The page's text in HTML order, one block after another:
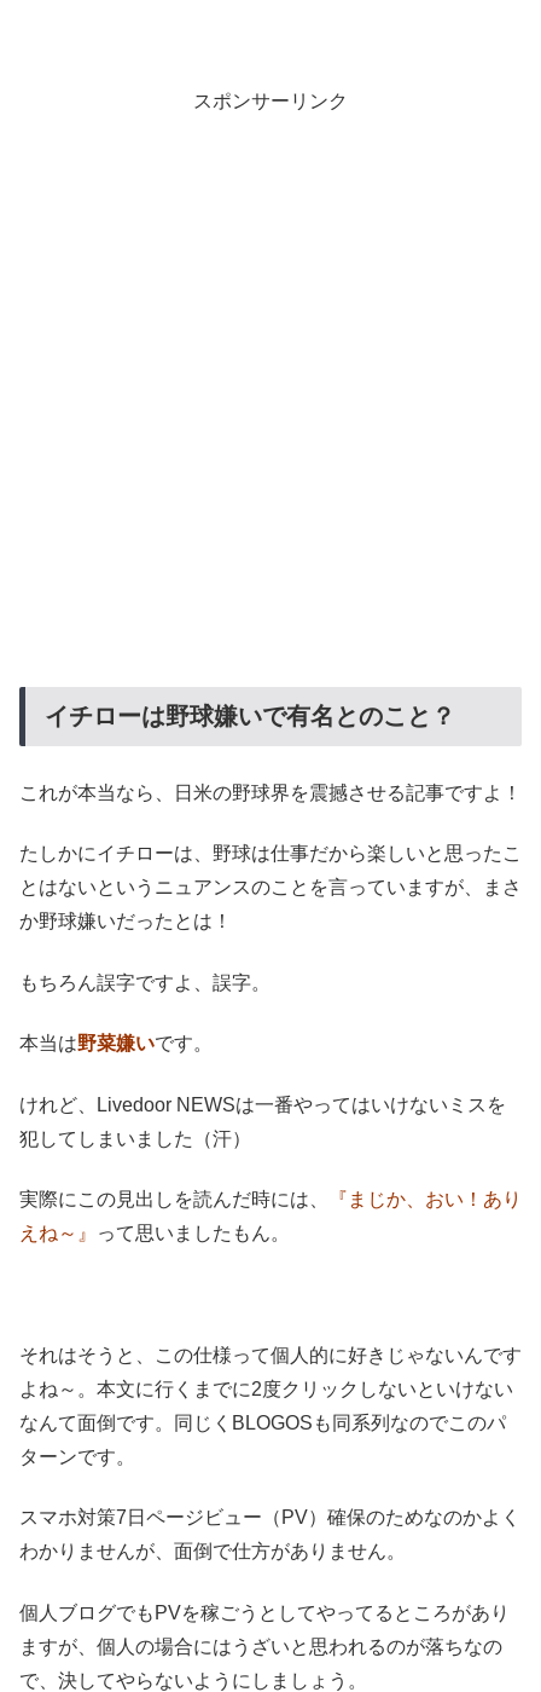
スポンサーリンク
イチローは野球嫌いで有名とのこと？
これが本当なら、日米の野球界を震撼させる記事ですよ！
たしかにイチローは、野球は仕事だから楽しいと思ったこ
とはないというニュアンスのことを言っていますが、まさ
か野球嫌いだったとは！
もちろん誤字ですよ、誤字。
本当は野菜嫌いです。
けれど、Livedoor NEWSは一番やってはいけないミスを
犯してしまいました（汗）
実際にこの見出しを読んだ時には、
『まじか、おい！あり
えね～』
って思いましたもん。
それはそうと、この仕様って個人的に好きじゃないんです
よね～。本文に行くまでに2度クリックしないといけない
なんて面倒です。同じくBLOGOSも同系列なのでこのパ
ターンです。
スマホ対策7日ページビュー（PV）確保のためなのかよく
わかりませんが、面倒で仕方がありません。
個人ブログでもPVを稼ごうとしてやってるところがあり
ますが、個人の場合にはうざいと思われるのが落ちなの
で、決してやらないようにしましょう。